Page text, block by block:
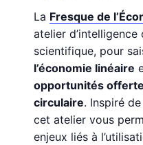
La Fresque de
atelier
scientifique, pour
l’économie linéaire
opportunités
circulaire. Inspiré
cet atelier vous
enjeux liés à